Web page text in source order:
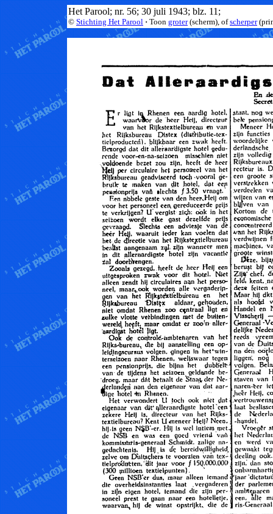
Het Parool; nr. 56; 30 juli 1943; blz. 11;
© Stichting Het Parool · Toon groter(scherm), ofscherper